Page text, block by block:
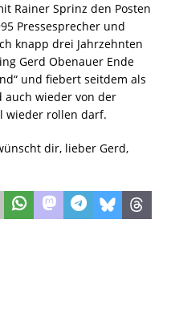
Rainer Sprinz den Posten
Pressesprecher und
knapp drei Jahrzehnten
Gerd Obenauer Ende
und fiebert seitdem als
auch wieder von der
wieder rollen darf.
dir, lieber Gerd,